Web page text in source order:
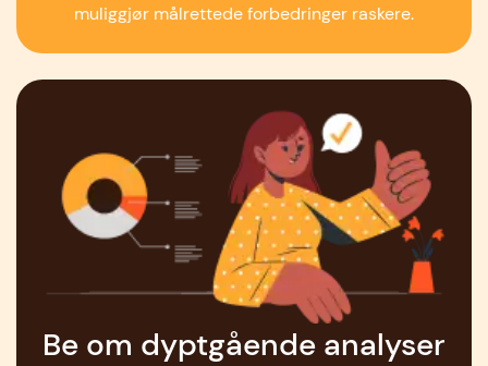
muliggjør målrettede forbedringer raskere.
Be om dyptgående analyser